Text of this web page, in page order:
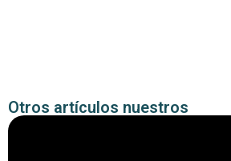
Otros artículos nuestros